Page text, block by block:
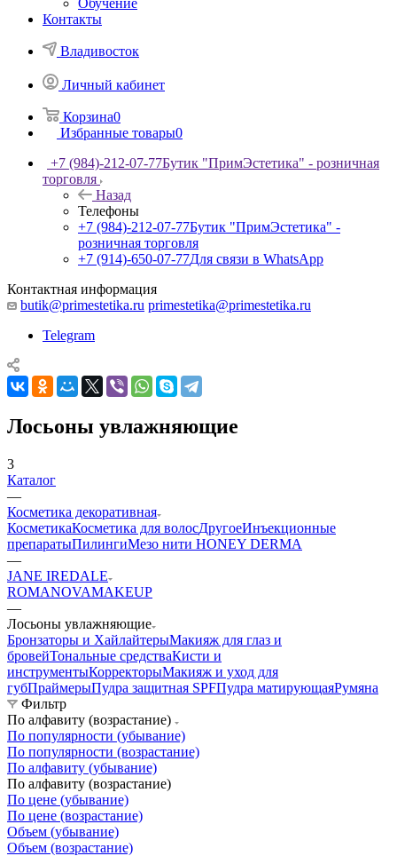
Обучение
Контакты
Владивосток
Личный кабинет
Корзина0
Избранные товары0
+7 (984)-212-07-77Бутик "ПримЭстетика" - розничная
торговля
Назад
Телефоны
+7 (984)-212-07-77Бутик "ПримЭстетика" -
розничная торговля
+7 (914)-650-07-77Для связи в WhatsApp
Контактная информация
butik@primestetika.ru primestetika@primestetika.ru
Telegram
Лосьоны увлажняющие
3
Каталог
—
Косметика декоративная
КосметикаКосметика для волосДругоеИнъекционные
препаратыПилингиМезо нити HONEY DERMA
—
JANE IREDALE
ROMANOVAMAKEUP
—
Лосьоны увлажняющие
Бронзаторы и ХайлайтерыМакияж для глаз и
бровейТональные средстваКисти и
инструментыКорректорыМакияж и уход для
губПраймерыПудра защитная SPFПудра матирующаяРумяна
Фильтр
По алфавиту (возрастание)
По популярности (убывание)
По популярности (возрастание)
По алфавиту (убывание)
По алфавиту (возрастание)
По цене (убывание)
По цене (возрастание)
Объем (убывание)
Объем (возрастание)